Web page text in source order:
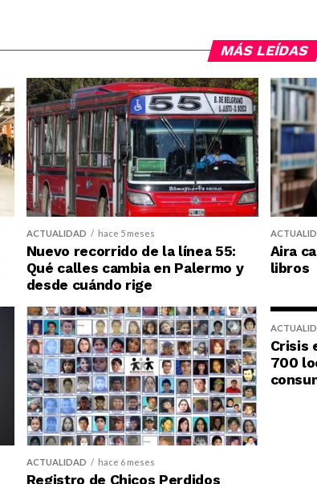
MÁS LEÍDAS
ACTUALIDAD hace 5 meses
Nuevo recorrido de la línea 55:
Qué calles cambia en Palermo y
desde cuándo rige
Aira
libros
ACTUALIDAD hace 6 meses
Registro de Chicos Perdidos
Crisis
700